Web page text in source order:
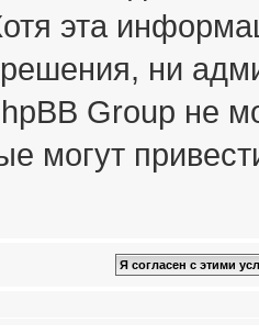
эта
ни
Group не
могут